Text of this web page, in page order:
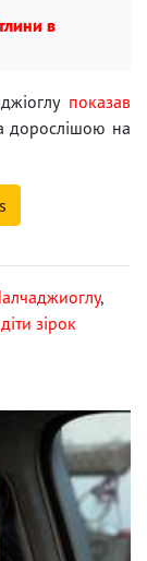
в
показав
дорослішою на
,
діти зірок